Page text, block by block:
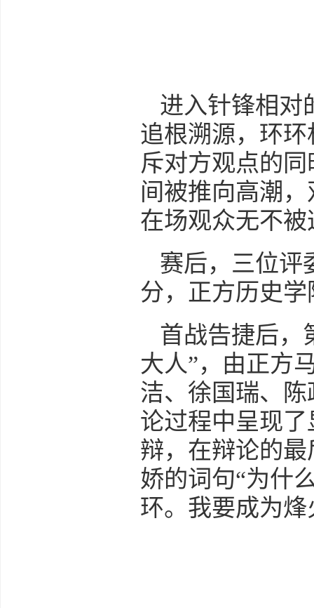
进入针锋相对
追根溯源，环
斥对方观点的
间被推向高潮
在场观众无不
赛后，三位评
分，正方历史
首战告捷后，
大人”，由正方
洁、徐国瑞、
论过程中呈现
辩，在辩论的
娇的词句“为什
环。我要成为